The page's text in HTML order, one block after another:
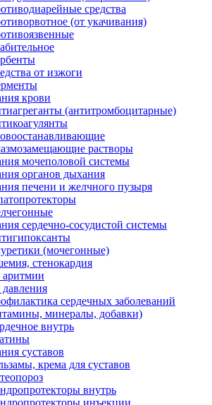
средства
(от укачивания)
от изжоги
крови
(антитромбоцитарные)
растворы
мочеполовой системы
органов дыхания
печени и желчного пузыря
сердечно-сосудистой системы
(мочегонные)
стенокардия
сердечных заболеваний
минералы, добавки)
внутрь
суставов
крема для суставов
внутрь
инъекции